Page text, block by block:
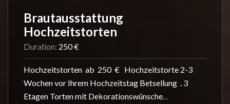
Brautausstattung
Hochzeitstorten
Duration: 250 €
Hochzeitstorten ab 250 € Hochzeitstorte 2-3
Wochen vor Ihrem Hochzeitstag Betsellung . 3
Etagen Torten mit Dekorationswünsche. .